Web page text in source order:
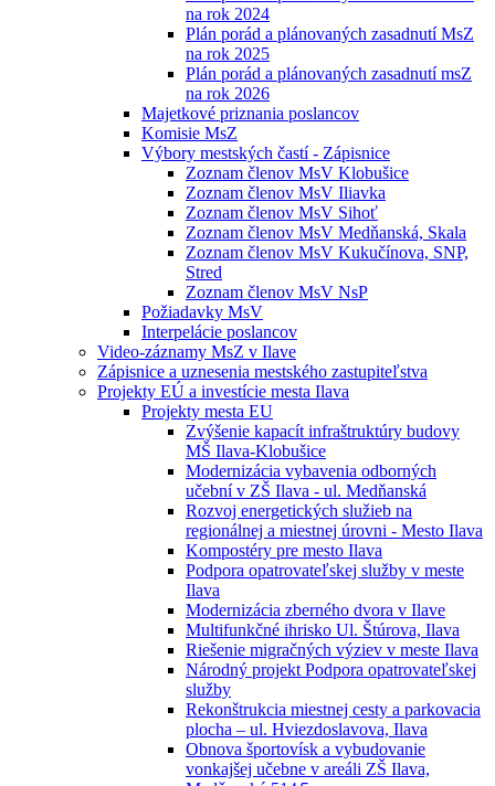
na rok 2024
Plán porád a plánovaných zasadnutí MsZ
na rok 2025
Plán porád a plánovaných zasadnutí msZ
na rok 2026
Majetkové priznania poslancov
Komisie MsZ
Výbory mestských častí - Zápisnice
Zoznam členov MsV Klobušice
Zoznam členov MsV Iliavka
Zoznam členov MsV Sihoť
Zoznam členov MsV Medňanská, Skala
Zoznam členov MsV Kukučínova, SNP,
Stred
Zoznam členov MsV NsP
Požiadavky MsV
Interpelácie poslancov
Video-záznamy MsZ v Ilave
Zápisnice a uznesenia mestského zastupiteľstva
Projekty EÚ a investície mesta Ilava
Projekty mesta EU
Zvýšenie kapacít infraštruktúry budovy
MŠ Ilava-Klobušice
Modernizácia vybavenia odborných
učební v ZŠ Ilava - ul. Medňanská
Rozvoj energetických služieb na
regionálnej a miestnej úrovni - Mesto Ilava
Kompostéry pre mesto Ilava
Podpora opatrovateľskej služby v meste
Ilava
Modernizácia zberného dvora v Ilave
Multifunkčné ihrisko Ul. Štúrova, Ilava
Riešenie migračných výziev v meste Ilava
Národný projekt Podpora opatrovateľskej
služby
Rekonštrukcia miestnej cesty a parkovacia
plocha – ul. Hviezdoslavova, Ilava
Obnova športovísk a vybudovanie
vonkajšej učebne v areáli ZŠ Ilava,